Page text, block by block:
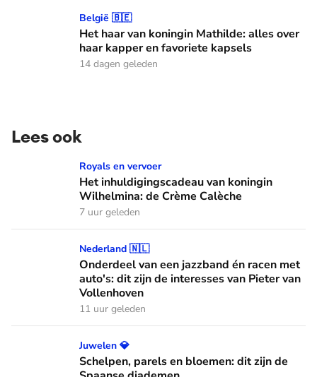
Het haar van koningin Mathilde: alles over haar kapper en
België 🇧🇪
Het haar van koningin Mathilde: alles over
haar kapper en favoriete kapsels
14 dagen geleden
Lees ook
Het inhuldigingscadeau van koningin Wilhelmina: de
Royals en vervoer
Het inhuldigingscadeau van koningin
Wilhelmina: de Crème Calèche
7 uur geleden
Onderdeel van een jazzband én racen met auto's: dit zijn
Nederland 🇳🇱
Onderdeel van een jazzband én racen met
auto's: dit zijn de interesses van Pieter van
Vollenhoven
11 uur geleden
Schelpen, parels en bloemen: dit zijn de Spaanse diademen
Juwelen 💎
Schelpen, parels en bloemen: dit zijn de